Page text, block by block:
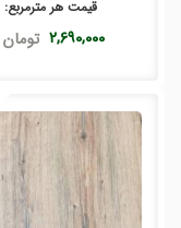
قیمت هر مترمربع:
۲,۶۹۰,۰۰۰ تومان